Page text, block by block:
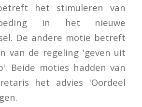
het stimuleren van
in het nieuwe
De andere motie betreft
van de regeling 'geven uit
Beide moties hadden van
het advies 'Oordeel